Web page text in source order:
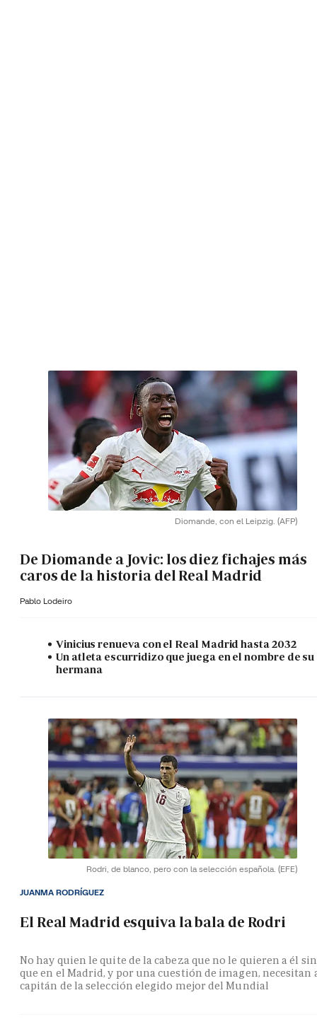
Diomande, con el Leipzig. (AFP)
De Diomande a Jovic: los diez fichajes más
caros de la historia del Real Madrid
Pablo Lodeiro
Vinicius renueva con el Real Madrid hasta 2032
Un atleta escurridizo que juega en el nombre de su
hermana
Rodri, de blanco, pero con la selección española. (EFE)
El Real Madrid esquiva la bala de Rodri
No hay quien le quite de la cabeza que no le quieren a él
que en el Madrid, y por una cuestión de imagen, necesitan
capitán de la selección elegido mejor del Mundial
JUANMA RODRÍGUEZ